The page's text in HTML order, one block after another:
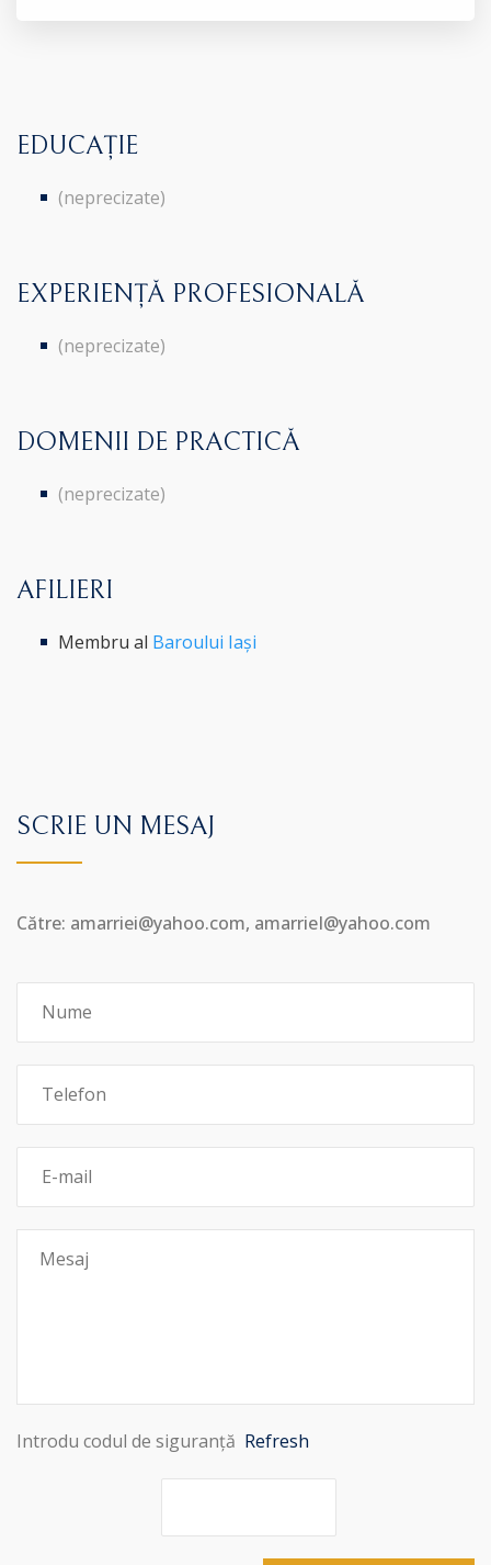
EDUCAȚIE
(neprecizate)
EXPERIENȚĂ PROFESIONALĂ
(neprecizate)
DOMENII DE PRACTICĂ
(neprecizate)
AFILIERI
Membru al Baroului Iași
SCRIE UN MESAJ
Către: amarriei@yahoo.com, amarrieI@yahoo.com
Introdu codul de siguranță Refresh